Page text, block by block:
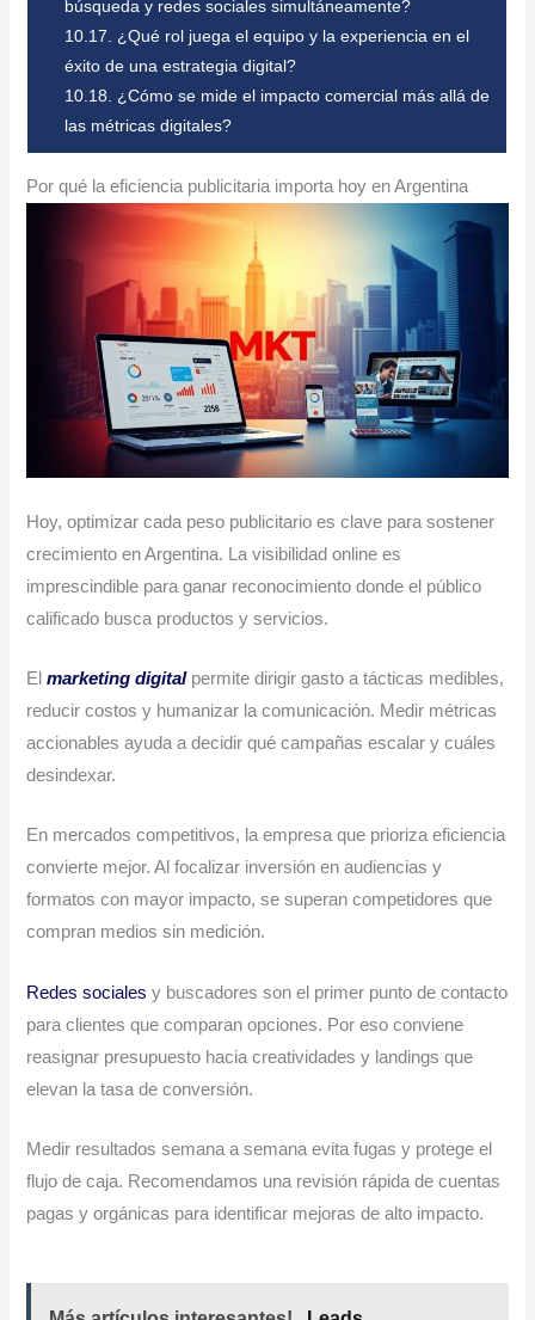
búsqueda y redes sociales simultáneamente?
10.17.
¿Qué rol juega el equipo y la experiencia en el
éxito de una estrategia digital?
10.18.
¿Cómo se mide el impacto comercial más allá de
las métricas digitales?
Por qué la eficiencia publicitaria importa hoy en Argentina
Hoy, optimizar cada peso publicitario es clave para sostener
crecimiento en Argentina. La visibilidad online es
imprescindible para ganar reconocimiento donde el público
calificado busca productos y servicios.
Elmarketing digitalpermite dirigir gasto a tácticas medibles,
reducir costos y humanizar la comunicación. Medir métricas
accionables ayuda a decidir qué campañas escalar y cuáles
desindexar.
En mercados competitivos, la empresa que prioriza eficiencia
convierte mejor. Al focalizar inversión en audiencias y
formatos con mayor impacto, se superan competidores que
compran medios sin medición.
Redes sociales y buscadores son el primer punto de contacto
para clientes que comparan opciones. Por eso conviene
reasignar presupuesto hacia creatividades y landings que
elevan la tasa de conversión.
Medir resultados semana a semana evita fugas y protege el
flujo de caja. Recomendamos una revisión rápida de cuentas
pagas y orgánicas para identificar mejoras de alto impacto.